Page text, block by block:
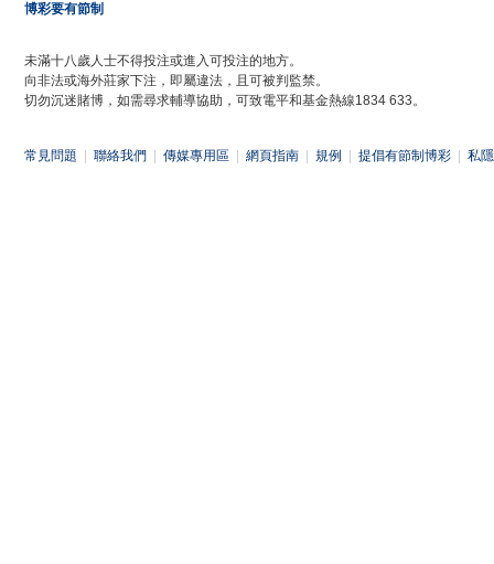
博彩要有節制
未滿十八歲人士不得投注或進入可投注的地方。
向非法或海外莊家下注，即屬違法，且可被判監禁。
切勿沉迷賭博，如需尋求輔導協助，可致電平和基金熱線1834 633。
常見問題 聯絡我們 傳媒專用區 網頁指南 規例 提倡有節制博彩 私